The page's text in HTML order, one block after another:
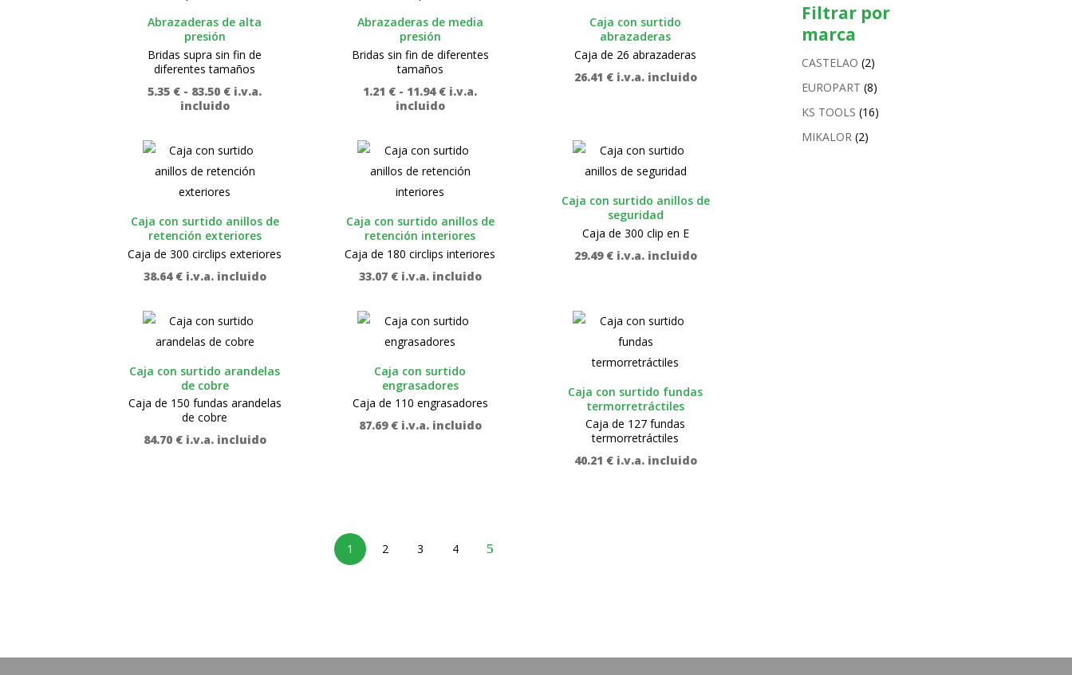
Abrazaderas de alta
presión
Bridas supra sin fin de
diferentes tamaños
5.35 € - 83.50 €Rango
5.35 €
83.50 €
i.v.a.
incluido
Abrazaderas de media
presión
Bridas sin fin de diferentes
tamaños
1.21 € - 11.94 €Rango
1.21 €
11.94 €
i.v.a.
incluido
Caja con surtido
abrazaderas
Caja de 26 abrazaderas
26.41 € i.v.a. incluido
Caja con surtido anillos de
retención exteriores
Caja de 300 circlips exteriores
38.64 € i.v.a. incluido
Caja con surtido anillos de
retención interiores
Caja de 180 circlips interiores
33.07 € i.v.a. incluido
Caja con surtido anillos de
seguridad
Caja de 300 clip en E
29.49 € i.v.a. incluido
Caja con surtido arandelas
de cobre
Caja de 150 fundas arandelas
de cobre
84.70 € i.v.a. incluido
Caja con surtido
engrasadores
Caja de 110 engrasadores
87.69 € i.v.a. incluido
Caja con surtido fundas
termorretráctiles
Caja de 127 fundas
termorretráctiles
40.21 € i.v.a. incluido
1 2 3 4
Filtrar por
marca
CASTELAO (2)
EUROPART (8)
KS TOOLS (16)
MIKALOR (2)